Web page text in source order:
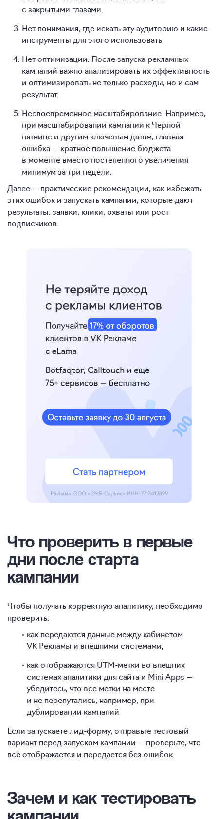
с закрытыми глазами.
Нет понимания, где искать эту аудиторию и какие
инструменты для этого использовать.
Нет оптимизации. После запуска рекламных
кампаний важно анализировать их эффективность
и оптимизировать не только расходы, но и сам
результат.
Несвоевременное масштабирование. Например,
при масштабировании кампании к Черной
пятнице и другим ключевым датам, главная
ошибка — кратное повышение бюджета
в моменте вместо постепенного увеличения
минимум за три недели.
Далее — практические рекомендации, как избежать
этих ошибок и запускать кампании, которые дают
результаты: заявки, клики, охваты или рост
подписчиков.
Что проверить в первые
дни после старта
кампании
Чтобы получать корректную аналитику, необходимо
проверить:
как передаются данные между кабинетом
VK Рекламы и внешними системами;
как отображаются UTM-метки во внешних
системах аналитики для сайта и Mini Apps —
убедитесь, что все метки на месте
и не перепутались, например, при
дублировании кампаний
Если запускаете лид-форму, отправьте тестовый
вариант перед запуском кампании — проверьте, что
всё отображается и передается без ошибок.
Зачем и как тестировать